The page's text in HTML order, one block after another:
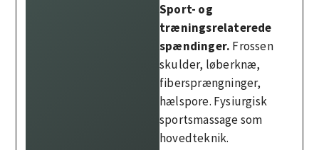
Sport- og
træningsrelaterede
spændinger. Frossen
skulder, løberknæ,
fibersprængninger,
hælspore. Fysiurgisk
sportsmassage som
hovedteknik.